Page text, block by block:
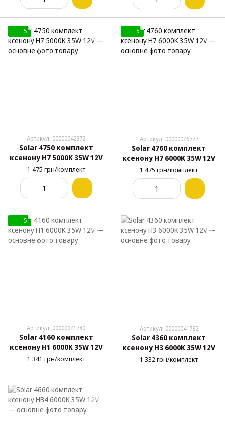
5
Артикул: 00000042372
Solar 4750 комплект
ксенону H7 5000K 35W 12V
1 475 грн/комплект
5
Артикул: 00000046777
Solar 4760 комплект
ксенону H7 6000K 35W 12V
1 475 грн/комплект
5
Артикул: 00000041780
Solar 4160 комплект
ксенону H1 6000K 35W 12V
1 341 грн/комплект
Артикул: 00000041782
Solar 4360 комплект
ксенону H3 6000K 35W 12V
1 332 грн/комплект